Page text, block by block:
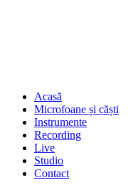
Acasă
Microfoane și căști
Instrumente
Recording
Live
Studio
Contact